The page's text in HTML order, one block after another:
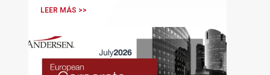
autonómica y estatal
LEER MÁS >>